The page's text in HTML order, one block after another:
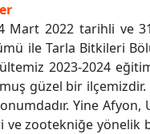
Mart 2022 tarihli ve
ile Tarla Bitkileri
2023-2024
güzel bir
Yine Afyon,
zootekniğe yönelik